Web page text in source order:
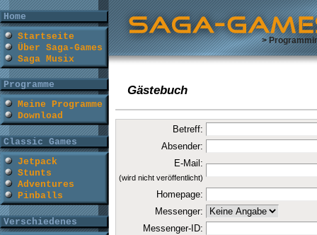
Home
Startseite
Über Saga-Games
Saga Musix
Programme
Meine Programme
Download
Classic Games
Jetpack
Stunts
Adventures
Pinballs
Verschiedenes
>
Gästebuch
Betreff:
Absender:
E-Mail:
(wird nicht veröffentlicht)
Homepage:
Messenger:
Messenger-ID: